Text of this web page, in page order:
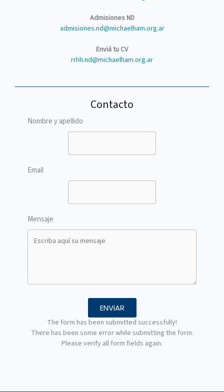
Admisiones ND
admisiones.nd@michaelham.org.ar
Enviá tu CV
rrhh.nd@michaelham.org.ar
Contacto
Nombre y apellido
Email
Mensaje
ENVIAR
The form has been submitted successfully!
There has been some error while submitting the form.
Please verify all form fields again.